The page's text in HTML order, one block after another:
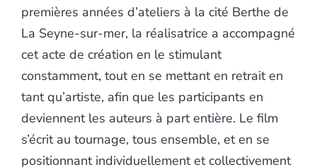
premières années d’ateliers à la cité Berthe de
La Seyne-sur-mer, la réalisatrice a accompagné
cet acte de création en le stimulant
constamment, tout en se mettant en retrait en
tant qu’artiste, afin que les participants en
deviennent les auteurs à part entière. Le film
s’écrit au tournage, tous ensemble, et en se
positionnant individuellement et collectivement